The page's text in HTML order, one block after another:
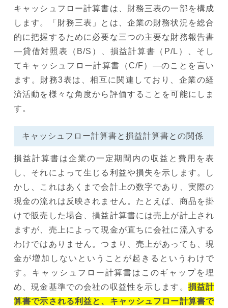
キャッシュフロー計算書は、財務三表の一部を構成
します。「財務三表」とは、企業の財務状況を総合
的に把握するために必要な三つの主要な財務報告書
―貸借対照表（B/S）、損益計算書（P/L）、そし
てキャッシュフロー計算書（C/F）―のことを言い
ます。財務3表は、相互に関連しており、企業の経
済活動を様々な角度から評価することを可能にしま
す。
キャッシュフロー計算書と損益計算書との関係
損益計算書は企業の一定期間内の収益と費用を表
し、それによって生じる利益や損失を示します。し
かし、これはあくまで会計上の数字であり、実際の
現金の流れは反映されません。たとえば、商品を掛
けで販売した場合、損益計算書には売上が計上され
ますが、売上によって現金が直ちに会社に流入する
わけではありません。つまり、売上があっても、現
金が増加しないということが起きるというわけで
す。キャッシュフロー計算書はこのギャップを埋
め、現金基準での会社の収益性を示します。 損益計
算書で示される利益と、キャッシュフロー計算書で